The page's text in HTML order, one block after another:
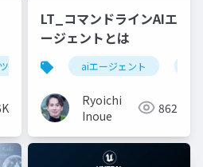
ール 生成aiツール
LT_コマンドラインAIエ
ージェントとは
aiエージェント
Ryoichi
Inoue
862